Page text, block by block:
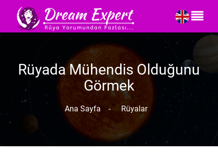
Rüyada Mühendis Olduğunu
Görmek
Ana Sayfa - Rüyalar